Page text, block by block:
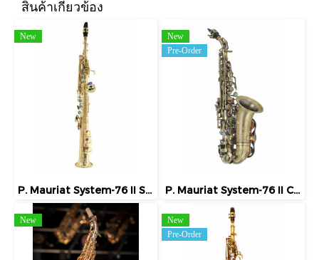
สินค้าเกี่ยวข้อง
New
P. Mauriat System-76 II Straight / Curved Soprano
New
Pre-Order
P. Mauriat System-76 II Curved Soprano
New
New
Pre-Order